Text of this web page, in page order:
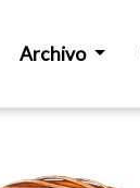
Archivo